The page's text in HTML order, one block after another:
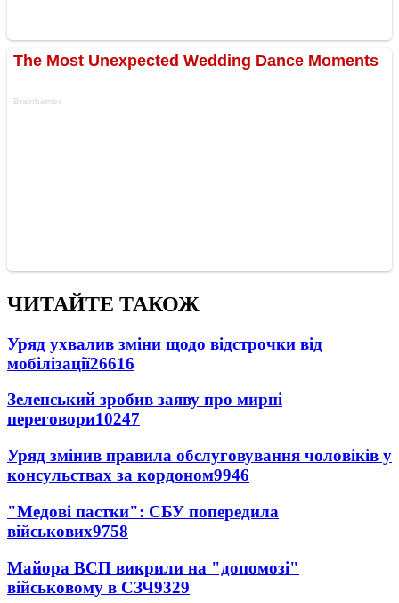
ЧИТАЙТЕ ТАКОЖ
Уряд ухвалив зміни щодо відстрочки від
мобілізації26616
Зеленський зробив заяву про мирні
переговори10247
Уряд змінив правила обслуговування чоловіків у
консульствах за кордоном9946
"Медові пастки": СБУ попередила
військових9758
Майора ВСП викрили на "допомозі"
військовому в СЗЧ9329